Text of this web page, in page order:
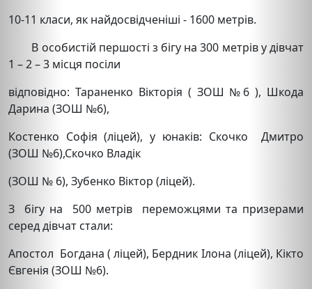
10-11 класи, як найдосвідченіші - 1600 метрів.
В особистій першості з бігу на 300 метрів у дівчат
1 – 2 – 3 місця посіли
відповідно: Тараненко Вікторія ( ЗОШ №6 ), Шкода
Дарина (ЗОШ №6),
Костенко Софія (ліцей), у юнаків: Скочко Дмитро
(ЗОШ №6),Скочко Владік
(ЗОШ № 6), Зубенко Віктор (ліцей).
З бігу на 500 метрів переможцями та призерами
серед дівчат стали:
Апостол Богдана ( ліцей), Бердник Ілона (ліцей), Кікто
Євгенія (ЗОШ №6).